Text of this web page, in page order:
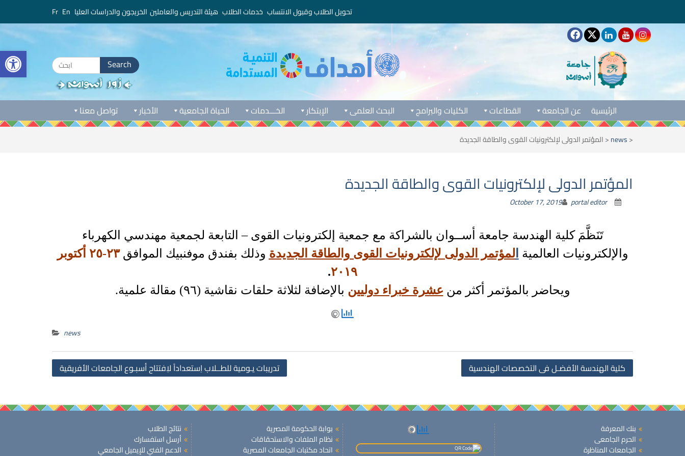
تحويل الطلاب وقبول الانتساب خدمات الطلاب هيئة التدريس والعاملين الخريجون والدراسات العليا
Search
for:
تواصل معنا الأخبار الحياة الجامعية الخـــدمات الإبتكار البحث العلمى الكليات والبرامج القطاعات عن الجامعة الرئيسية
<
news
<المؤتمر الدولى لإلكترونيات القوى والطاقة الجديدة
المؤتمر الدولى لإلكترونيات القوى والطاقة الجديدة
October 17, 2019 portal editor
تَنَظَّمَ كلية الهندسة جامعة أســوان بالشراكة مع جمعية إلكترونيات القوى – التابعة لجمعية مهندسي الكهرباء
والإلكترونيات العالمية لمؤتمر الدولى لإلكترونيات القوى والطاقة الجديدة وذلك بفندق موفنبيك الموافق
٢٣-٢٥ أكتوبر
٢٠١٩.
ويحاضر بالمؤتمر أكثر من عشرة خبراء دوليين بالإضافة لثلاثة حلقات نقاشية (٩٦) مقالة علمية.
news
تدريبات يـومية للطــلاب اِستعداداً لاِفتتاح أسبـوع الجامعات الأفريقية كلية الهندسة الأفضـل فى التخصصات الهندسية
نتائج الطلاب
أرسل استفسارك
الدعم الفني للإيميل الجامعي
بوابة الحكومة المصرية
نظام الملفات والاستحقاقات
اتحاد مكتبات الجامعات المصرية
بنك المعرفة
الحرم الجامعى
الجامعات المناظرة